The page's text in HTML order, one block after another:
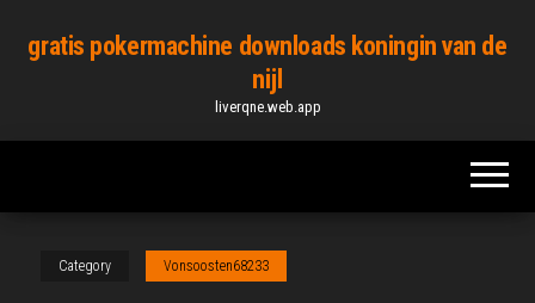
gratis pokermachine downloads koningin van de
nijl
liverqne.web.app
Category Vonsoosten68233